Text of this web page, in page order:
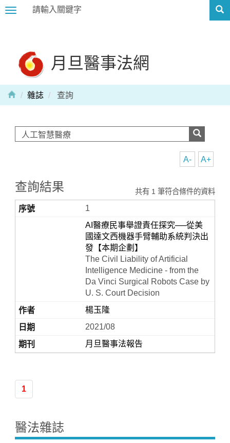
Toggle
月旦醫事法網
Home
雜誌 查詢
A+
A-
查詢結果 共有 1 筆符合條件的資料
1
AI醫療民事舉證責任探究──從美
國達文西機器手臂輔助系統判決出
發【本期企劃】
The Civil Liability of Artificial
Intelligence Medicine - from the
Da Vinci Surgical Robots Case by
U. S. Court Decision
楊玉隆
2021/08
月旦醫事法報告
1
醫法雜誌